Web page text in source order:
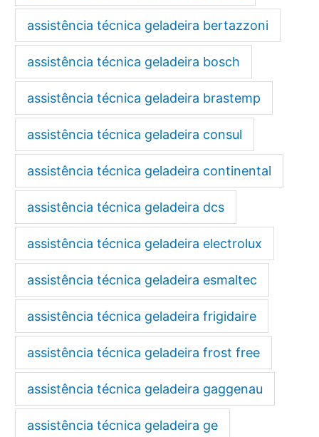
assistência técnica geladeira bertazzoni
assistência técnica geladeira bosch
assistência técnica geladeira brastemp
assistência técnica geladeira consul
assistência técnica geladeira continental
assistência técnica geladeira dcs
assistência técnica geladeira electrolux
assistência técnica geladeira esmaltec
assistência técnica geladeira frigidaire
assistência técnica geladeira frost free
assistência técnica geladeira gaggenau
assistência técnica geladeira ge